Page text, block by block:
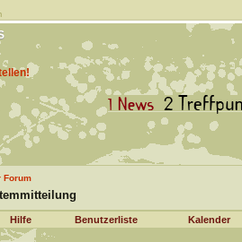
Forum
Hilfe Benutzerliste Kalender